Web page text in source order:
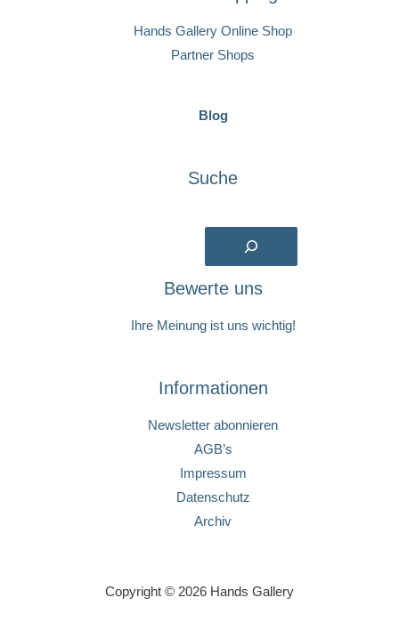
Hands Gallery Online Shop
Partner Shops
Blog
Suche
Bewerte uns
Ihre Meinung ist uns wichtig!
Informationen
Newsletter abonnieren
AGB’s
Impressum
Datenschutz
Archiv
Copyright © 2026 Hands Gallery